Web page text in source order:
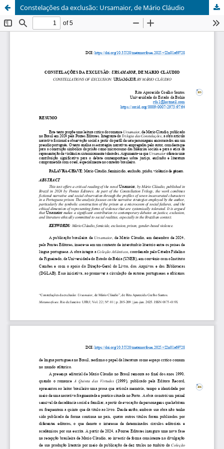
Constelações da exclusão: Ursamaior, de Mário Cláudio